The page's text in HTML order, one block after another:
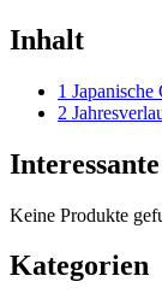
Inhalt
1 Japanische
2
Keine Produkte
Kategorien